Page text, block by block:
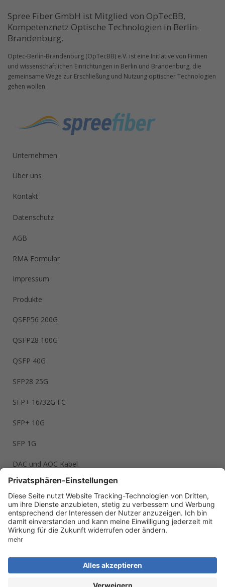
Spree Fiber GmbH ist Mitglied von OpTecBB,
Kompetenznetz Optische Technologien in Berlin-
Brandenburg.
Optec-Berlin-Brandenburg (OpTecBB) e.V. ist eine Initiative von Firmen
und wissenschaftlichen Einrichtungen in Berlin und Brandenburg, die
gemeinsame Wege zur Erschließung und Nutzung optischer Technologien
gehen wollen.
Unternehmen
Über uns
Kontakt
Datenschutz
AGB
RMA Formular
Impressum
Produkte
QSFP56 200G
QSFP28 100G
QSFP 40G
SFP28 25G
SFP+ 16/32G FC
SFP+ 10G
SFP 1G
DAC und AOC Kabel
LWL Kabel
Branchen
Kliniken und Healthcare
Reseller und IT-Systemhäuser